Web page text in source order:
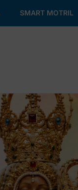
SMART MOTRIL